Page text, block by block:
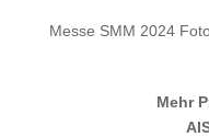
Messe SMM 2024
Mehr